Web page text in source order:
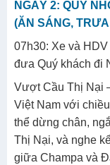
NGÀY 2: QUY
(ĂN SÁNG,
07h30: Xe và
đưa Quý khách đi
Vượt Cầu Thị Nại
Việt Nam với
thể dừng chân,
Thị Nại, và nghe
giữa Champa và